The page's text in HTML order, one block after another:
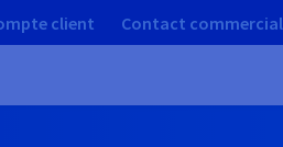
client Contact commercial